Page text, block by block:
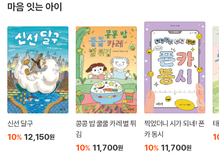
마음 잇는 아이
신선 달구
10% 12,150원
콩콩 밥 쿨쿨 카레 별 튀
김
10% 11,700원
찍었더니 시가 되네! 폰
카 동시
10% 11,700원